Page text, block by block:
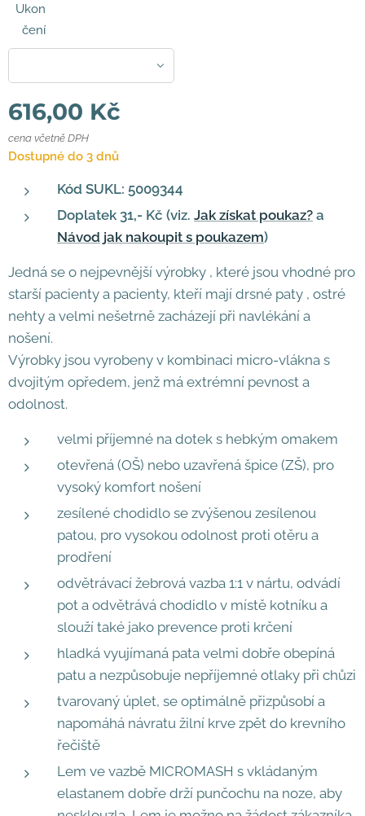
Ukon
čení
616,00 Kč
cena včetně DPH
Dostupné do 3 dnů
Kód SUKL: 5009344
Doplatek 31,- Kč (viz. Jak získat poukaz? a
Návod jak nakoupit s poukazem)
Jedná se o nejpevnější výrobky , které jsou vhodné pro
starší pacienty a pacienty, kteří mají drsné paty , ostré
nehty a velmi nešetrně zacházejí při navlékání a
nošení.
Výrobky jsou vyrobeny v kombinaci micro-vlákna s
dvojitým opředem, jenž má extrémní pevnost a
odolnost.
velmi příjemné na dotek s hebkým omakem
otevřená (OŠ) nebo uzavřená špice (ZŠ), pro
vysoký komfort nošení
zesílené chodidlo se zvýšenou zesílenou
patou, pro vysokou odolnost proti otěru a
prodření
odvětrávací žebrová vazba 1:1 v nártu, odvádí
pot a odvětrává chodidlo v místě kotníku a
slouží také jako prevence proti krčení
hladká vyujímaná pata velmi dobře obepíná
patu a nezpůsobuje nepříjemné otlaky při chůzi
tvarovaný úplet, se optimálně přizpůsobí a
napomáhá návratu žilní krve zpět do krevního
řečiště
Lem ve vazbě MICROMASH s vkládaným
elastanem dobře drží punčochu na noze, aby